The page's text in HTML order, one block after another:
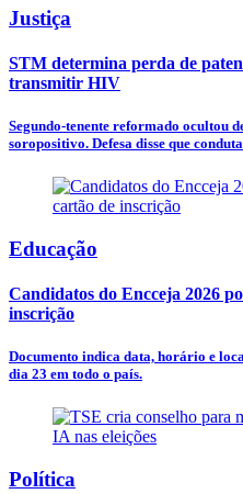
Justiça
STM determina perda de
transmitir HIV
Segundo-tenente reformado ocultou
soropositivo. Defesa disse que
Educação
Candidatos do Encceja 2026
inscrição
Documento indica data, horário e
dia 23 em todo o país.
Política